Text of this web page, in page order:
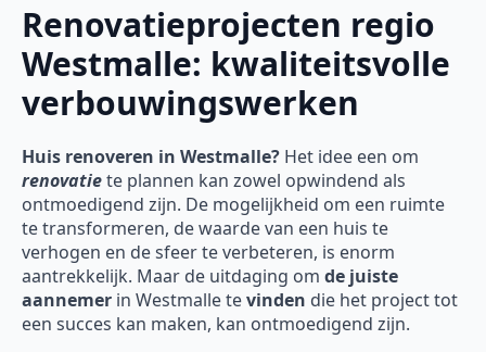
Renovatieprojecten regio
Westmalle: kwaliteitsvolle
verbouwingswerken
Huis renoveren in Westmalle? Het idee een om
renovatiete plannen kan zowel opwindend als
ontmoedigend zijn. De mogelijkheid om een ruimte
te transformeren, de waarde van een huis te
verhogen en de sfeer te verbeteren, is enorm
aantrekkelijk. Maar de uitdaging om de juiste
aannemer in Westmalle tevinden die het project tot
een succes kan maken, kan ontmoedigend zijn.